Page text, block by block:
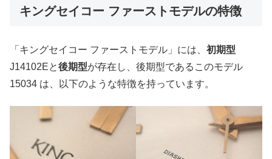
キングセイコー ファーストモデルの特徴
「キングセイコー ファーストモデル」には、 初期型
J14102Eと後期型が存在し、後期型であるこのモデル
15034 は、以下のような特徴を持っています。